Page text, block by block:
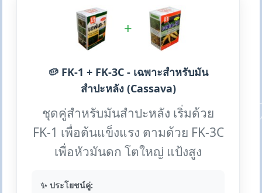
+
🥔 FK-1 + FK-3C - เฉพาะสำหรับมัน
สำปะหลัง (Cassava)
ชุดคู่สำหรับมันสำปะหลัง เริ่มด้วย
FK-1 เพื่อต้นแข็งแรง ตามด้วย FK-3C
เพื่อหัวมันดก โตใหญ่ แป้งสูง
✨ ประโยชน์คู่: